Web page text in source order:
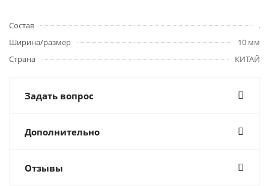
Состав
.
Ширина/размер
10 мм
Страна
КИТАЙ
Задать вопрос
Дополнительно
Отзывы